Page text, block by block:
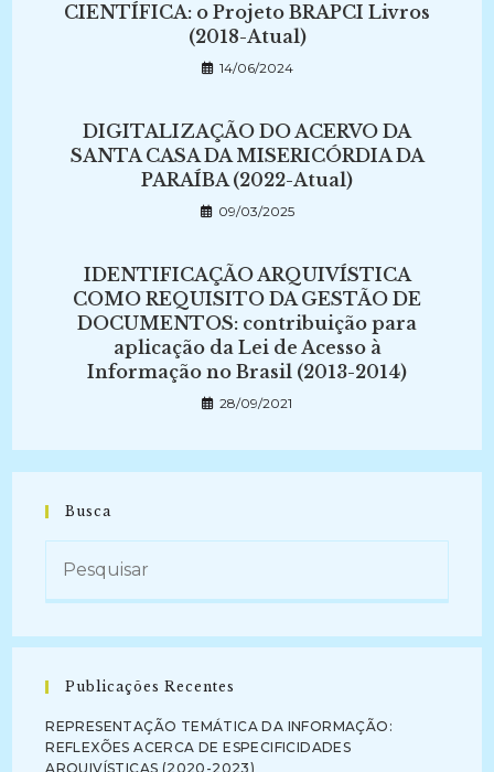
CIENTÍFICA: o Projeto BRAPCI Livros
(2018-Atual)
14/06/2024
DIGITALIZAÇÃO DO ACERVO DA
SANTA CASA DA MISERICÓRDIA DA
PARAÍBA (2022-Atual)
09/03/2025
IDENTIFICAÇÃO ARQUIVÍSTICA
COMO REQUISITO DA GESTÃO DE
DOCUMENTOS: contribuição para
aplicação da Lei de Acesso à
Informação no Brasil (2013-2014)
28/09/2021
Busca
Publicações Recentes
REPRESENTAÇÃO TEMÁTICA DA INFORMAÇÃO:
REFLEXÕES ACERCA DE ESPECIFICIDADES
ARQUIVÍSTICAS (2020-2023)